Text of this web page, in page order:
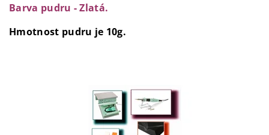
Barva pudru - Zlatá.
Hmotnost pudru je 10g.